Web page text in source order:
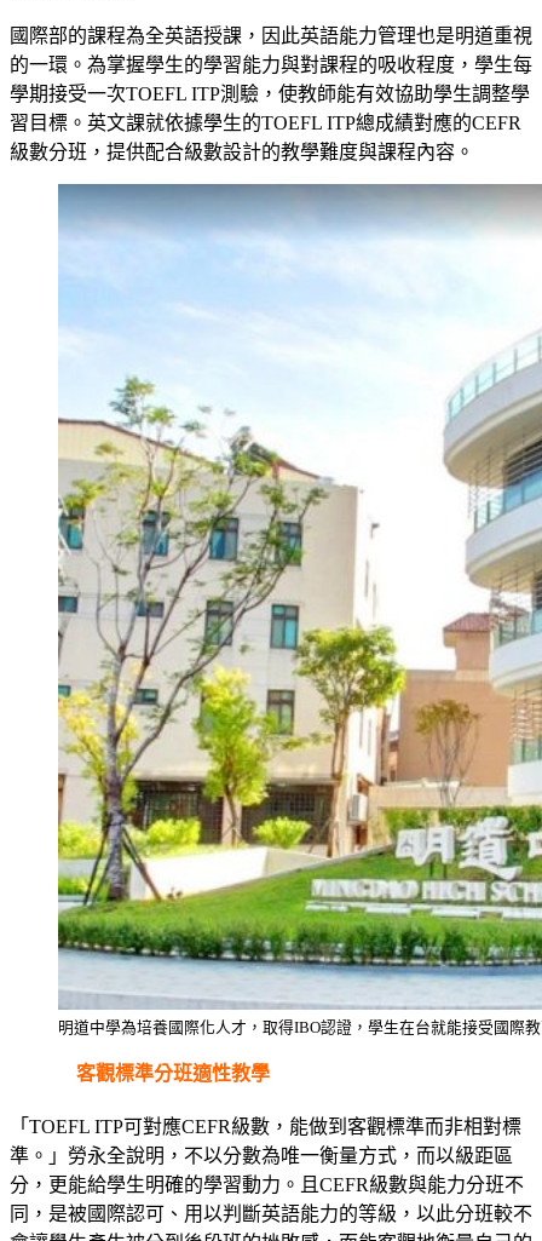
國際部的課程為全英語授課，因此英語能力管理也是明道重視
的一環。為掌握學生的學習能力與對課程的吸收程度，學生每
學期接受一次TOEFL ITP測驗，使教師能有效協助學生調整學
習目標。英文課就依據學生的TOEFL ITP總成績對應的CEFR
級數分班，提供配合級數設計的教學難度與課程內容。
明道中學為培養國際化人才，取得IBO認證，學生在台就能接受國際
客觀標準分班適性教學
「TOEFL ITP可對應CEFR級數，能做到客觀標準而非相對標
準。」勞永全說明，不以分數為唯一衡量方式，而以級距區
分，更能給學生明確的學習動力。且CEFR級數與能力分班不
同，是被國際認可、用以判斷英語能力的等級，以此分班較不